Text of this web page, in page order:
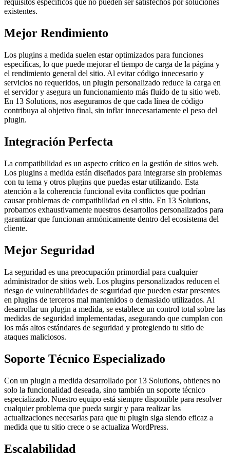
requisitos específicos que no pueden ser satisfechos por soluciones
existentes.
Mejor Rendimiento
Los plugins a medida suelen estar optimizados para funciones
específicas, lo que puede mejorar el tiempo de carga de la página y
el rendimiento general del sitio. Al evitar código innecesario y
servicios no requeridos, un plugin personalizado reduce la carga en
el servidor y asegura un funcionamiento más fluido de tu sitio web.
En 13 Solutions, nos aseguramos de que cada línea de código
contribuya al objetivo final, sin inflar innecesariamente el peso del
plugin.
Integración Perfecta
La compatibilidad es un aspecto crítico en la gestión de sitios web.
Los plugins a medida están diseñados para integrarse sin problemas
con tu tema y otros plugins que puedas estar utilizando. Esta
atención a la coherencia funcional evita conflictos que podrían
causar problemas de compatibilidad en el sitio. En 13 Solutions,
probamos exhaustivamente nuestros desarrollos personalizados para
garantizar que funcionan armónicamente dentro del ecosistema del
cliente.
Mejor Seguridad
La seguridad es una preocupación primordial para cualquier
administrador de sitios web. Los plugins personalizados reducen el
riesgo de vulnerabilidades de seguridad que pueden estar presentes
en plugins de terceros mal mantenidos o demasiado utilizados. Al
desarrollar un plugin a medida, se establece un control total sobre las
medidas de seguridad implementadas, asegurando que cumplan con
los más altos estándares de seguridad y protegiendo tu sitio de
ataques maliciosos.
Soporte Técnico Especializado
Con un plugin a medida desarrollado por 13 Solutions, obtienes no
solo la funcionalidad deseada, sino también un soporte técnico
especializado. Nuestro equipo está siempre disponible para resolver
cualquier problema que pueda surgir y para realizar las
actualizaciones necesarias para que tu plugin siga siendo eficaz a
medida que tu sitio crece o se actualiza WordPress.
Escalabilidad